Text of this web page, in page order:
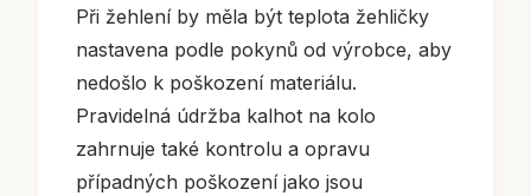
Při žehlení by měla být teplota žehličky
nastavena podle pokynů od výrobce, aby
nedošlo k poškození materiálu.
Pravidelná údržba kalhot na kolo
zahrnuje také kontrolu a opravu
případných poškození jako jsou